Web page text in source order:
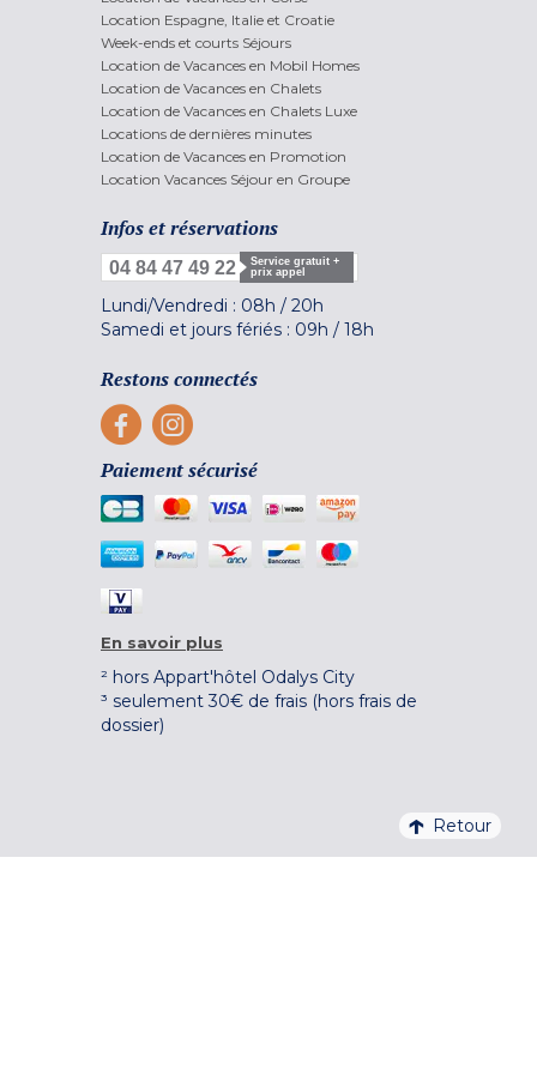
Location Espagne, Italie et Croatie
Week-ends et courts Séjours
Location de Vacances en Mobil Homes
Location de Vacances en Chalets
Location de Vacances en Chalets Luxe
Locations de dernières minutes
Location de Vacances en Promotion
Location Vacances Séjour en Groupe
Infos et réservations
04 84 47 49 22
Service gratuit +
prix appel
Lundi/Vendredi : 08h / 20h
Samedi et jours fériés : 09h / 18h
Restons connectés
Paiement sécurisé
En savoir plus
² hors Appart'hôtel Odalys City
³ seulement 30€ de frais (hors frais de
dossier)
Retour